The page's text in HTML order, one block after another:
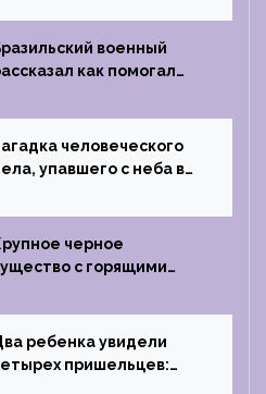
инопланетянами
военный
как помогал
1996 году
человеческого
упавшего с неба в
черное
с горящими
рыбака
ребенка увидели
пришельцев: